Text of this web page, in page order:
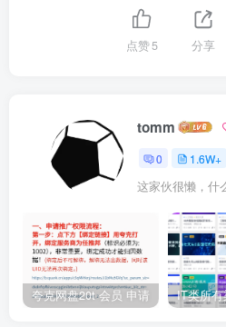
点赞5 分享
tomm
0 1.6W+
这家伙很懒，什
夸克网盘20t 会员 申请